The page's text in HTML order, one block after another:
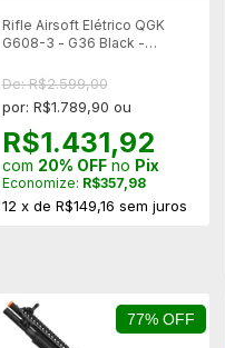
Rifle Airsoft Elétrico QGK
G608-3 - G36 Black -
De: R$2.599,00
por: R$1.789,90 ou
R$1.431,92
com 20% OFFno Pix
Economize: R$357,98
12 x de R$149,16 sem juros
77% OFF